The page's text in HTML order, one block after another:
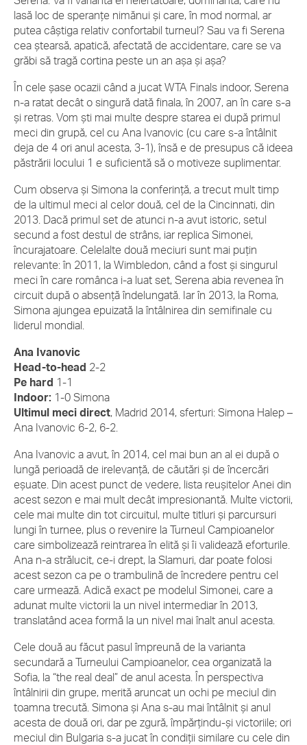
lasă loc de speranțe nimănui și care, în mod normal, ar
putea câștiga relativ confortabil turneul? Sau va fi Serena
cea ștearsă, apatică, afectată de accidentare, care se va
grăbi să tragă cortina peste un an așa și așa?
În cele șase ocazii când a jucat WTA Finals indoor, Serena
n-a ratat decât o singură dată finala, în 2007, an în care s-a
și retras. Vom ști mai multe despre starea ei după primul
meci din grupă, cel cu Ana Ivanovic (cu care s-a întâlnit
deja de 4 ori anul acesta, 3-1), însă e de presupus că ideea
păstrării locului 1 e suficientă să o motiveze suplimentar.
Cum observa și Simona la conferință, a trecut mult timp
de la ultimul meci al celor două, cel de la Cincinnati, din
2013. Dacă primul set de atunci n-a avut istoric, setul
secund a fost destul de strâns, iar replica Simonei,
încurajatoare. Celelalte două meciuri sunt mai puțin
relevante: în 2011, la Wimbledon, când a fost și singurul
meci în care românca i-a luat set, Serena abia revenea în
circuit după o absență îndelungată. Iar în 2013, la Roma,
Simona ajungea epuizată la întâlnirea din semifinale cu
liderul mondial.
Ana Ivanovic
Head-to-head 2-2
Pe hard 1-1
Indoor: 1-0 Simona
Ultimul meci direct, Madrid 2014, sferturi: Simona Halep –
Ana Ivanovic 6-2, 6-2.
Ana Ivanovic a avut, în 2014, cel mai bun an al ei după o
lungă perioadă de irelevanță, de căutări și de încercări
eșuate. Din acest punct de vedere, lista reușitelor Anei din
acest sezon e mai mult decât impresionantă. Multe victorii,
cele mai multe din tot circuitul, multe titluri și parcursuri
lungi în turnee, plus o revenire la Turneul Campioanelor
care simbolizează reintrarea în elită și îi validează eforturile.
Ana n-a strălucit, ce-i drept, la Slamuri, dar poate folosi
acest sezon ca pe o trambulină de încredere pentru cel
care urmează. Adică exact pe modelul Simonei, care a
adunat multe victorii la un nivel intermediar în 2013,
translatând acea formă la un nivel mai înalt anul acesta.
Cele două au făcut pasul împreună de la varianta
secundară a Turneului Campioanelor, cea organizată la
Sofia, la “the real deal” de anul acesta. În perspectiva
întâlnirii din grupe, merită aruncat un ochi pe meciul din
toamna trecută. Simona și Ana s-au mai întâlnit și anul
acesta de două ori, dar pe zgură, împărțindu-și victoriile; ori
meciul din Bulgaria s-a jucat în condiții similare cu cele din